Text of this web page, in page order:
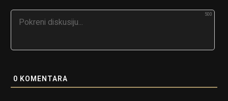
500
0 KOMENTARA